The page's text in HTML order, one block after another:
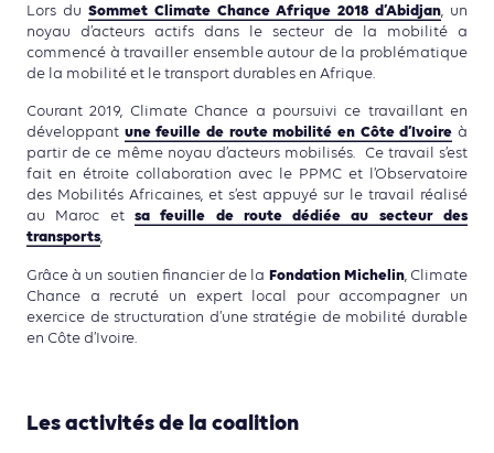
Lors du Sommet Climate Chance Afrique 2018 d’Abidjan , un
noyau d’acteurs actifs dans le secteur de la mobilité a
commencé à travailler ensemble autour de la problématique
de la mobilité et le transport durables en Afrique.
Courant 2019, Climate Chance a poursuivi ce travaillant en
développant une feuille de route mobilité en Côte d’Ivoire à
partir de ce même noyau d’acteurs mobilisés. Ce travail s’est
fait en étroite collaboration avec le PPMC et l’Observatoire
des Mobilités Africaines, et s’est appuyé sur le travail réalisé
au Maroc et sa feuille de route dédiée au secteur des
transports,
Grâce à un soutien financier de la Fondation Michelin, Climate
Chance a recruté un expert local pour accompagner un
exercice de structuration d’une stratégie de mobilité durable
en Côte d’Ivoire.
Les activités de la coalition